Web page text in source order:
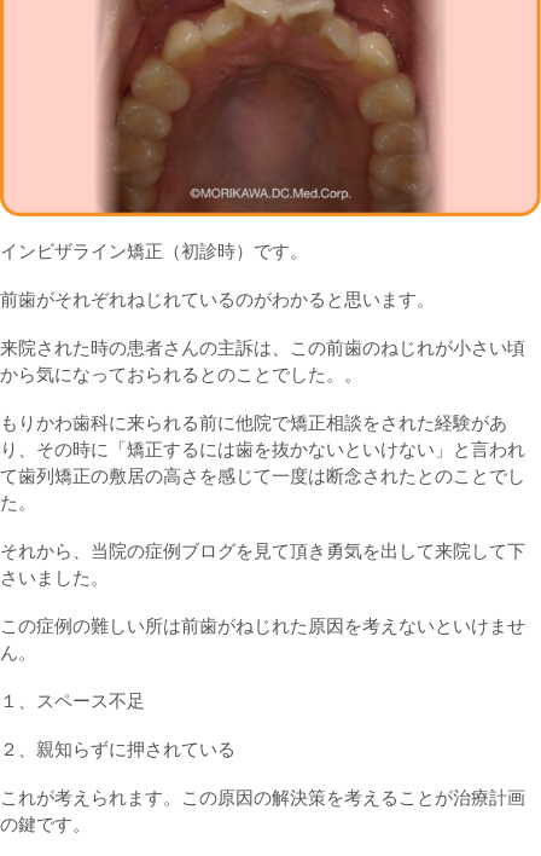
インビザライン矯正（初診時）です。
前歯がそれぞれねじれているのがわかると思います。
来院された時の患者さんの主訴は、この前歯のねじれが小さい頃
から気になっておられるとのことでした。。
もりかわ歯科に来られる前に他院で矯正相談をされた経験があ
り、その時に「矯正するには歯を抜かないといけない」と言われ
て歯列矯正の敷居の高さを感じて一度は断念されたとのことでし
た。
それから、当院の症例ブログを見て頂き勇気を出して来院して下
さいました。
この症例の難しい所は前歯がねじれた原因を考えないといけませ
ん。
１、スペース不足
２、親知らずに押されている
これが考えられます。この原因の解決策を考えることが治療計画
の鍵です。